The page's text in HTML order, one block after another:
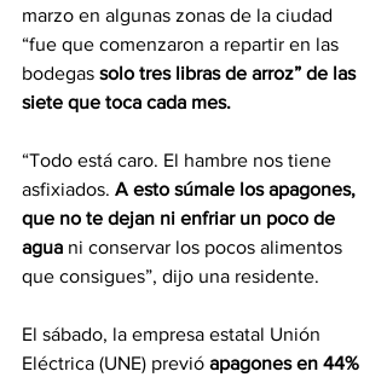
marzo en algunas zonas de la ciudad
“fue que comenzaron a repartir en las
bodegas solo tres libras de arroz” de las
siete que toca cada mes.
“Todo está caro. El hambre nos tiene
asfixiados. A esto súmale los apagones,
que no te dejan ni enfriar un poco de
agua ni conservar los pocos alimentos
que consigues”, dijo una residente.
El sábado, la empresa estatal Unión
Eléctrica (UNE) previó apagones en 44%